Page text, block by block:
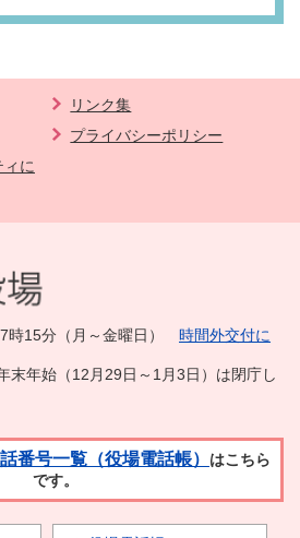
リンク集
プライバシーポリシー
に
時15分（月～金曜日） 時間外交付に
末年始（12月29日～1月3日）は閉庁し
番号一覧（役場電話帳） はこちら
です。